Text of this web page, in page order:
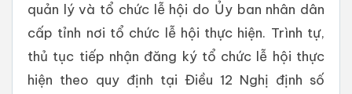
quản lý và tổ chức lễ hội do Ủy ban nhân dân
cấp tỉnh nơi tổ chức lễ hội thực hiện. Trình tự,
thủ tục tiếp nhận đăng ký tổ chức lễ hội thực
hiện theo quy định tại Điều 12 Nghị định số